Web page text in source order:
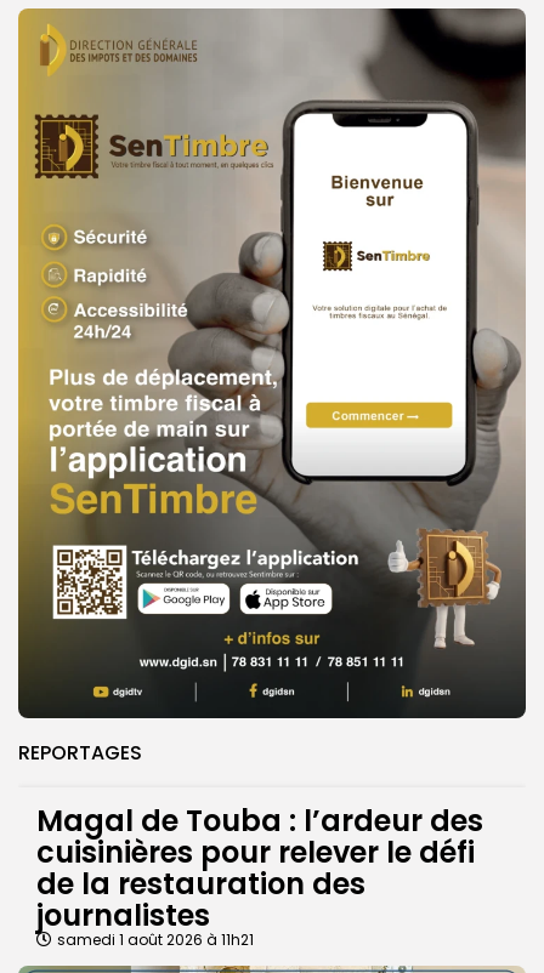
REPORTAGES
Magal de Touba : l’ardeur des
cuisinières pour relever le défi
de la restauration des
journalistes
samedi 1 août 2026 à 11h21